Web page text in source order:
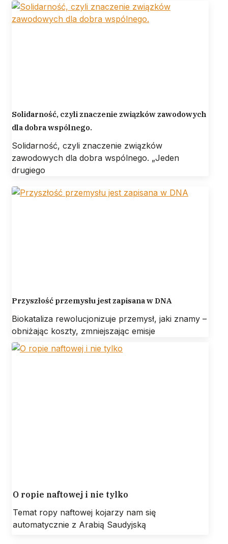
Solidarność, czyli znaczenie związków zawodowych
dla dobra wspólnego.
Solidarność, czyli znaczenie związków
zawodowych dla dobra wspólnego. „Jeden
drugiego
Przyszłość przemysłu jest zapisana w DNA
Biokataliza rewolucjonizuje przemysł, jaki znamy –
obniżając koszty, zmniejszając emisje
O ropie naftowej i nie tylko
Temat ropy naftowej kojarzy nam się
automatycznie z Arabią Saudyjską